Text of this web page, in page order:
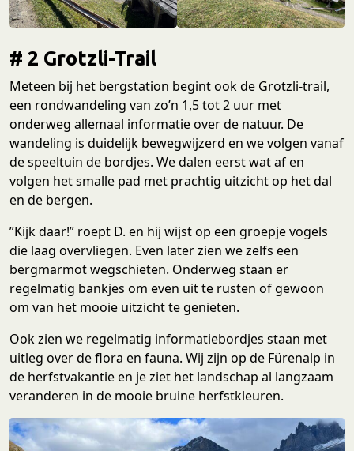
# 2 Grotzli-Trail
Meteen bij het bergstation begint ook de Grotzli-trail,
een rondwandeling van zo’n 1,5 tot 2 uur met
onderweg allemaal informatie over de natuur. De
wandeling is duidelijk bewegwijzerd en we volgen vanaf
de speeltuin de bordjes. We dalen eerst wat af en
volgen het smalle pad met prachtig uitzicht op het dal
en de bergen.
”Kijk daar!” roept D. en hij wijst op een groepje vogels
die laag overvliegen. Even later zien we zelfs een
bergmarmot wegschieten. Onderweg staan er
regelmatig bankjes om even uit te rusten of gewoon
om van het mooie uitzicht te genieten.
Ook zien we regelmatig informatiebordjes staan met
uitleg over de flora en fauna. Wij zijn op de Fürenalp in
de herfstvakantie en je ziet het landschap al langzaam
veranderen in de mooie bruine herfstkleuren.